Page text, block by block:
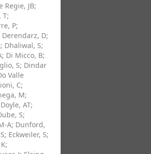
Regie, JB;
T;
P;
Derendarz, D;
; Dhaliwal, S;
; Di Micco, B;
S; Dindar
Valle
C;
M;
Doyle, AT;
S;
A; Dunford,
; Eckweiler, S;
;